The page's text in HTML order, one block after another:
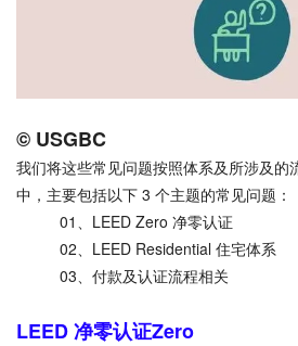
© USGBC
我们将这些常见问题按照体系及所涉及的
中，主要包括以下 3 个主题的常见问题：
01、LEED Zero 净零认证
02、LEED Residential 住宅体系
03、付款及认证流程相关
LEED 净零认证Zero